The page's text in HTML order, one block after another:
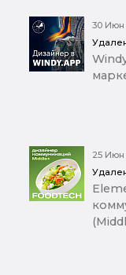
30 Июн
25 Июн